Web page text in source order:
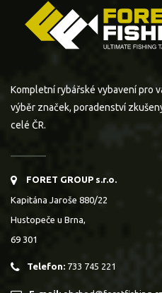
Kompletní rybářské vybavení pro
výběr značek, poradenství
celé ČR.
FORET GROUP s.r.o.
Kapitána Jaroše 880/22
Hustopeče u Brna,
69 301
Telefon: 733 745 221